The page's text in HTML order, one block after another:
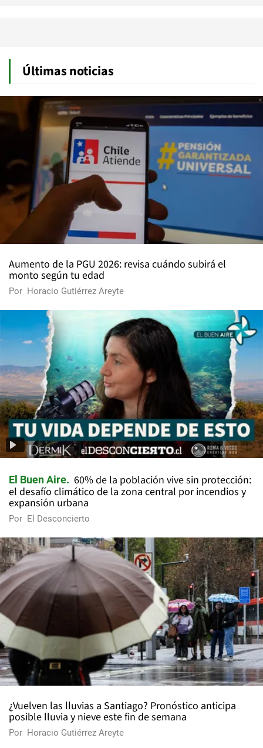
Últimas noticias
Aumento de la PGU 2026: revisa cuándo subirá el
monto según tu edad
Por Horacio Gutiérrez Areyte
El Buen Aire
60% de la población vive sin protección:
el desafío climático de la zona central por incendios y
expansión urbana
Por El Desconcierto
¿Vuelven las lluvias a Santiago? Pronóstico anticipa
posible lluvia y nieve este fin de semana
Por Horacio Gutiérrez Areyte